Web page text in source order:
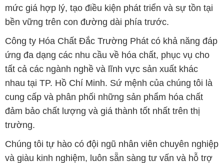
mức giá hợp lý, tạo điều kiện phát triển và sự tồn tại
bền vững trên con đường dài phía trước.
Công ty Hóa Chất Đắc Trường Phát có khả năng đáp
ứng đa dạng các nhu cầu về hóa chất, phục vụ cho
tất cả các ngành nghề và lĩnh vực sản xuất khác
nhau tại TP. Hồ Chí Minh. Sứ mệnh của chúng tôi là
cung cấp và phân phối những sản phẩm hóa chất
đảm bảo chất lượng và giá thành tốt nhất trên thị
trường.
Chúng tôi tự hào có đội ngũ nhân viên chuyên nghiệp
và giàu kinh nghiệm, luôn sẵn sàng tư vấn và hỗ trợ